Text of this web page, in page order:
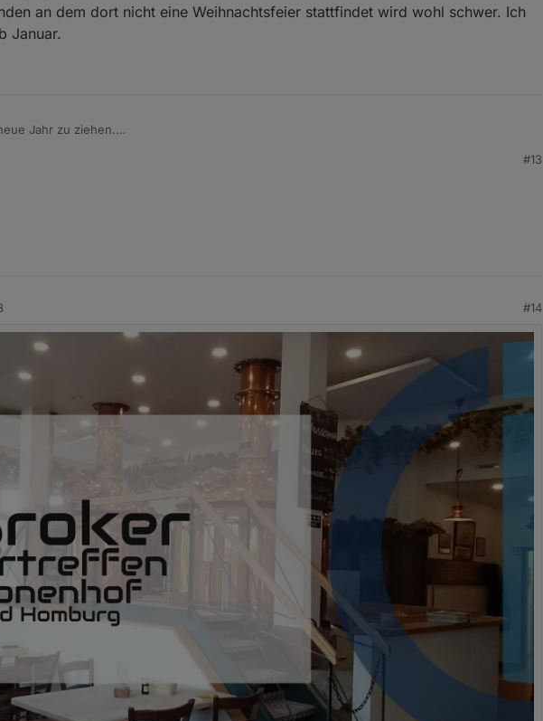
ab 20:30 - https://discord.gg/yC65zjr5uq
https://nuudel.digitalcourage.de/3OzTQc24ys64bhlf
und auch Vorschläge für den Ort sind gerne Willkommen !! **
zwischendurch in den Discord-Channel schauen :-) Einer ist meist online, und hilft bei
ab 20:30 - https://discord.gg/yC65zjr5uq
please !! Link zur Umfrage für das nächste Usertreffen
https://nuudel.digitalcourage.de/3OzTQc24ys64bhlf
und auch Vorschläge für den Ort sind gerne Willkommen !! **
zwischendurch in den Discord-Channel schauen :-) Einer ist meist online, und hilft bei
an dem dort nicht eine Weihnachtsfeier stattfindet wird wohl schwer. Ich
Januar.
Jahr zu ziehen.
ab Januar.
#13
#14